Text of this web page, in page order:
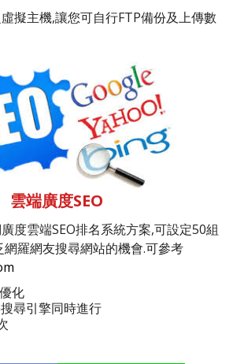
擬主機,讓您可自行FTP備份及上傳數
雲端廣度SEO
度雲端SEO排名系統方案,可設定50組
羅網友搜尋網站的機會.可參考
化
尋引擎同時進行